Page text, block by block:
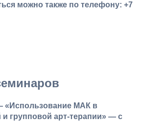
можно также по телефону: +7
«Использование МАК в
групповой арт-терапии» — с